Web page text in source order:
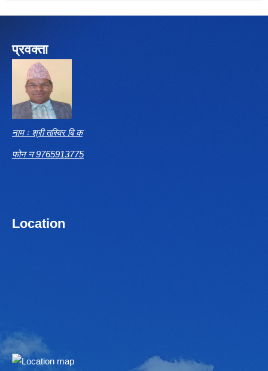
प्रवक्ता
नाम ः श्री तस्विर बि क
फोन न 9765913775
Location
Embed Google Map